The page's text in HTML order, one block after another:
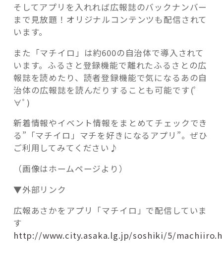
そしてアプリを入れれば広報誌のバックナンバー
まで見放題！オリジナルコンテンツも配信されて
います。
また「マチイロ」は約600の自治体で導入されて
います。ふるさと登録機能で離れたふるさとの広
報誌を読めたり、読者登録機能で気になるあの自
治体の広報誌を読んだりすることも可能です(ﾟ
∀ﾟ)
新着情報やイベント情報をまとめてチェックでき
る”「マチイロ」マチを好きになるアプリ”。ぜひ
ご利用してみてください♪
（画像はホームページより）
▼外部リンク
広報あさかをアプリ「マチイロ」で配信していま
す
http://www.city.asaka.lg.jp/soshiki/5/